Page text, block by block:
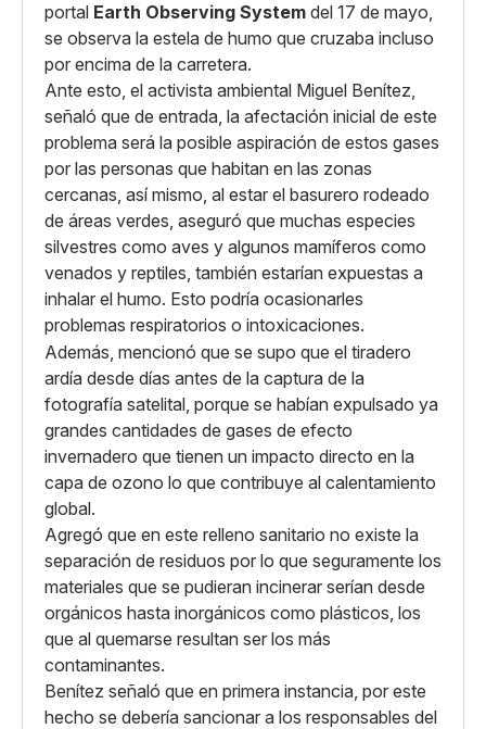
portal Earth Observing System del 17 de mayo,
se observa la estela de humo que cruzaba incluso
por encima de la carretera.
Ante esto, el activista ambiental Miguel Benítez,
señaló que de entrada, la afectación inicial de este
problema será la posible aspiración de estos gases
por las personas que habitan en las zonas
cercanas, así mismo, al estar el basurero rodeado
de áreas verdes, aseguró que muchas especies
silvestres como aves y algunos mamíferos como
venados y reptiles, también estarían expuestas a
inhalar el humo. Esto podría ocasionarles
problemas respiratorios o intoxicaciones.
Además, mencionó que se supo que el tiradero
ardía desde días antes de la captura de la
fotografía satelital, porque se habían expulsado ya
grandes cantidades de gases de efecto
invernadero que tienen un impacto directo en la
capa de ozono lo que contribuye al calentamiento
global.
Agregó que en este relleno sanitario no existe la
separación de residuos por lo que seguramente los
materiales que se pudieran incinerar serían desde
orgánicos hasta inorgánicos como plásticos, los
que al quemarse resultan ser los más
contaminantes.
Benítez señaló que en primera instancia, por este
hecho se debería sancionar a los responsables del